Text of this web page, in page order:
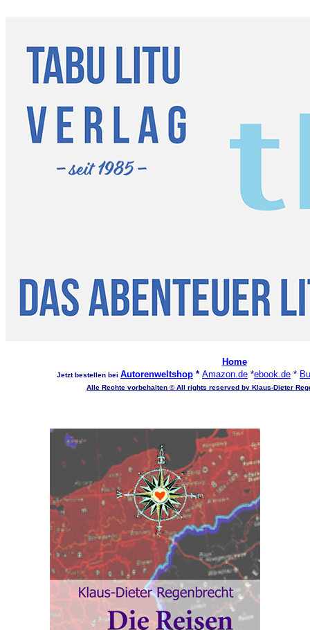
Home
Jetzt bestellen bei Autorenweltshop * Amazon.de *ebook.de *
Alle Rechte vorbehalten © All rights reserved by Klaus-Dieter